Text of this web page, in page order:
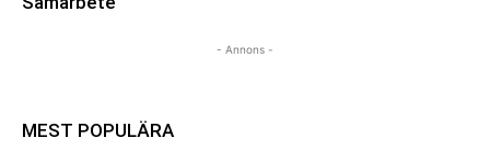
- Annons -
MEST POPULÄRA